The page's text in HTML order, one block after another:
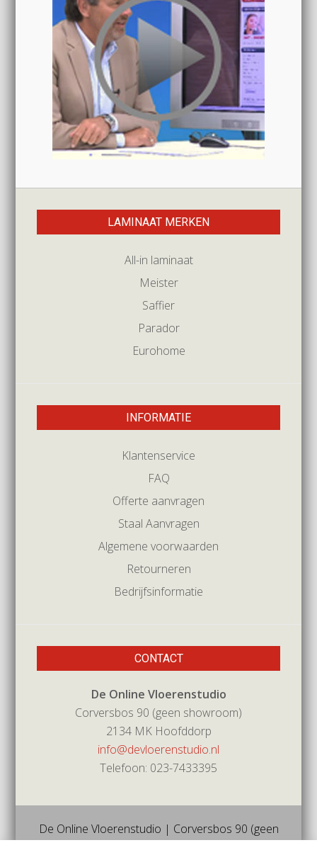
LAMINAAT MERKEN
All-in laminaat
Meister
Saffier
Parador
Eurohome
INFORMATIE
Klantenservice
FAQ
Offerte aanvragen
Staal Aanvragen
Algemene voorwaarden
Retourneren
Bedrijfsinformatie
CONTACT
De Online Vloerenstudio
Corversbos 90 (geen showroom)
2134 MK Hoofddorp
info@devloerenstudio.nl
Telefoon: 023-7433395
De Online Vloerenstudio | Corversbos 90 (geen